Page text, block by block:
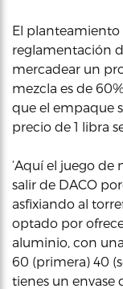
El planteamiento
reglamentación
mercadear un
mezcla es de
que el empaque
precio de 1 libra
‘Aquí el juego
salir de DACO
asfixiando al
optado por
aluminio, con
60 (primera) 40
tienes un envase